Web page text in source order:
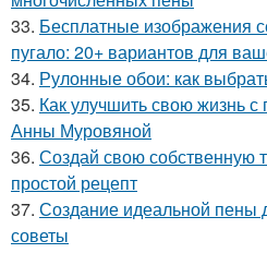
33. Бесплатные изображения
пугало: 20+ вариантов для
34. Рулонные обои: как
35. Как улучшить свою жизнь
Анны Муровяной
36. Создай свою собственную
простой рецепт
37. Создание идеальной пены
советы